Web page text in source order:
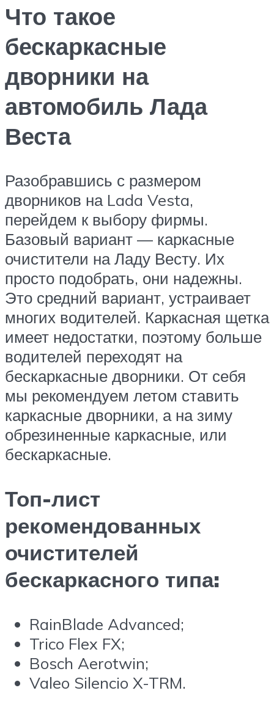
Что такое
бескаркасные
дворники на
автомобиль Лада
Веста
Разобравшись с размером
дворников на Lada Vesta,
перейдем к выбору фирмы.
Базовый вариант — каркасные
очистители на Ладу Весту. Их
просто подобрать, они надежны.
Это средний вариант, устраивает
многих водителей. Каркасная щетка
имеет недостатки, поэтому больше
водителей переходят на
бескаркасные дворники. От себя
мы рекомендуем летом ставить
каркасные дворники, а на зиму
обрезиненные каркасные, или
бескаркасные.
Топ-лист
рекомендованных
очистителей
бескаркасного типа:
RainBlade Advanced;
Trico Flex FX;
Bosch Aerotwin;
Valeo Silencio X-TRM.